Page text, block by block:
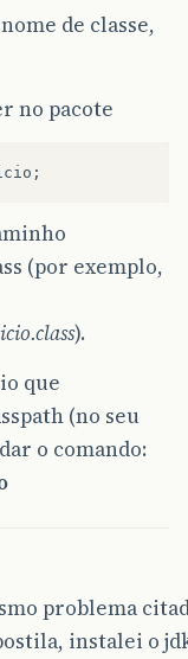
de classe,
no pacote
;
(por exemplo,
).
que
(no seu
o comando:
problema
instalei o